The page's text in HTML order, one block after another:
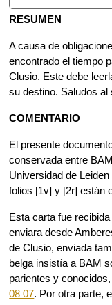
RESUMEN
A causa de
encontrado el tiempo
Clusio. Este debe
su destino. Saludos al
COMENTARIO
El presente
conservada entre
Universidad de
folios [1v] y [2r] están
Esta carta fue
enviara desde
de Clusio, enviada
belga insistía a BAM
parientes y
08 07. Por otra parte,